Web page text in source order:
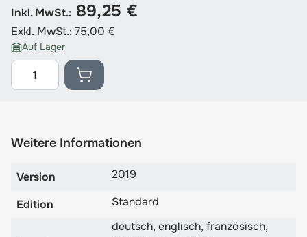
Inkl. MwSt.: 89,25 €
Exkl. MwSt.: 75,00 €
Auf Lager
Menge
Weitere Informationen
Version 2019
Edition Standard
deutsch, englisch, französisch,